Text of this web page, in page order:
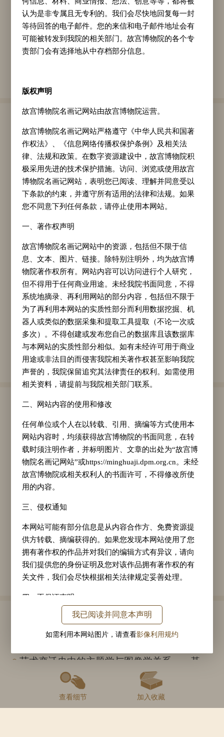
任仁发出圉图卷
作家
任仁发
年代
元代
类别
此图卷是元代水利专家兼画家任仁发的匠心之
作。任仁发，字子明，号月山道人，于人物画与
鞍马画领域造诣颇深。此图描绘了马匹刚从马厩
中放出的情景，画面中的马匹，无论是被人牵
行，还是独自悠然缓行，皆呈现出闲散、放松之
态。图中三位圉人，从其身着统一规整的衣冠推
断，当为官府中专门负责育马之人。图中那些膘
肥体壮的马匹，无疑是享有优渥待遇的官马。画
卷左上方有作者自题：“至元庚辰春望三日，作
出圉图于可诗堂。月山任子明记。”“至元庚
辰”即元至元十七年（1280），彼时任氏年仅二
十七岁。然而，其所绘人物与马匹造型精准生
动，线条勾勒工整且富有表现力，敷色精妙，层
次丰富多变，足见其深厚的绘画功底。
作家任仁发
任仁发 （1254—1327年），字子明，号月山
道人，其先祖为邳县（今属江苏省）人，后迁居
松江（今属上海）。擅长书法、绘画，画马尤其
出色，曾奉敕画御苑马厩中的名马，得到皇帝的
家，曾先后主持修治浙西吴松江、大都（今北
京）通惠河等工程，并有水利工程著作传世。他
官至浙东道宣慰副使。
作家详情
学术文章
艺术变迁史中的主题学与图像学关系——基于中国古典绘画“渔父”母题图像分析
江翁之意：宋元文人的垂钓与垂钓工具重构
查看细节 加入收藏
认为是非专属且无专利的。我们会尽快地回复每一封
等待回答的电子邮件。您的来信和电子邮件地址会有
可能被转发到我院的相关部门。故宫博物院的各个专
责部门会有选择地从中存档部分信息。
版权声明
故宫博物院名画记网站由故宫博物院运营。
故宫博物院名画记网站严格遵守《中华人民共和国著
作权法》、《信息网络传播权保护条例》及相关法
律、法规和政策。在数字资源建设中，故宫博物院积
极采用先进的技术保护措施。访问、浏览或使用故宫
博物院名画记网站，表明您已阅读、理解并同意受以
下条款的约束，并遵守所有适用的法律和法规。如果
您不同意下列任何条款，请停止使用本网站。
一、著作权声明
故宫博物院名画记网站中的资源，包括但不限于信
息、文本、图片、链接。除特别注明外，均为故宫博
物院著作权所有。网站内容可以访问进行个人研究，
但不得用于任何商业用途。未经我院书面同意，不得
系统地摘录、再利用网站的部分内容，包括但不限于
为了再利用本网站的实质性部分而利用数据挖掘、机
器人或类似的数据采集和提取工具提取（不论一次或
多次）。不得创建或发布您自己的数据库且该数据库
与本网站的实质性部分相似。如有未经许可用于商业
用途或非法目的而侵害我院相关著作权甚至影响我院
声誉的，我院保留追究其法律责任的权利。如需使用
相关资料，请提前与我院相关部门联系。
二、网站内容的使用和修改
任何单位或个人在以转载、引用、摘编等方式使用本
网站内容时，均须获得故宫博物院的书面同意，在转
载时须注明作者，并标明图片、文章的出处为“故宫博
物院名画记网站”或https://minghuaji.dpm.org.cn。未经
故宫博物院或相关权利人的书面许可，不得修改所使
用的内容。
三、侵权通知
本网站可能有部分信息是从内容合作方、免费资源提
供方转载、摘编获得的。如果您发现本网站使用了您
拥有著作权的作品并对我们的编辑方式有异议，请向
我们提供您的身份证明及您对该作品拥有著作权的有
关文件，我们会尽快根据相关法律规定妥善处理。
四、不保证声明
虽然故宫博物院力图提供准确的材料和内容，但我院
并不对本网站所载的材料和信息，包括但不限于文
准确性、完整性、充分性和可靠性作出保证，也不对
于有关权利、质量和没有计算机病毒的保证，并且明
确声明不对这些材料和内容的错误或遗漏承担责任。
我已阅读并同意本声明
如需利用本网站图片，请查看影像利用规约